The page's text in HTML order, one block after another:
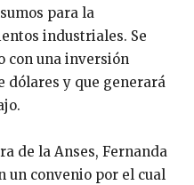
para la
industriales. Se
con una inversión
dólares y que generará
de la Anses, Fernanda
un convenio por el cual